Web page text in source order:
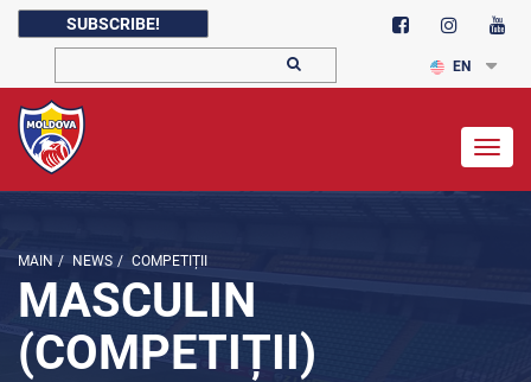
SUBSCRIBE!
EN
MAIN / NEWS / COMPETIȚII
MASCULIN
(COMPETIȚII)